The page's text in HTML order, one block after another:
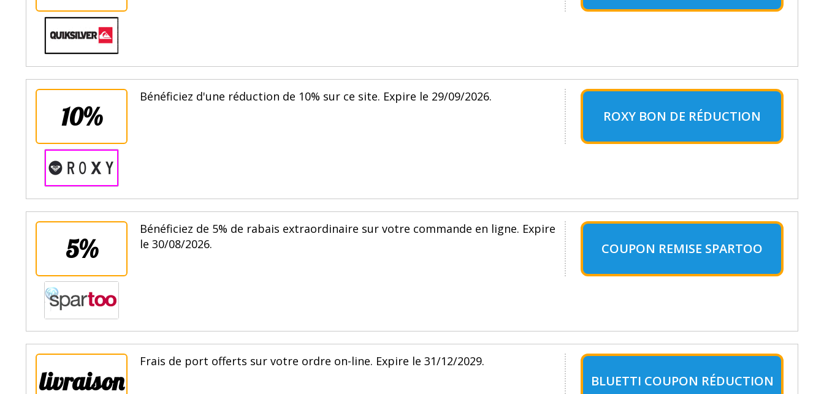
10%
Bénéficiez d'une réduction de 10% sur ce site. Expire le 29/09/2026.
ROXY BON DE RÉDUCTION
5%
Bénéficiez de 5% de rabais extraordinaire sur votre commande en ligne. Expire
le 30/08/2026.
COUPON REMISE SPARTOO
livraison
Frais de port offerts sur votre ordre on-line. Expire le 31/12/2029.
BLUETTI COUPON RÉDUCTION